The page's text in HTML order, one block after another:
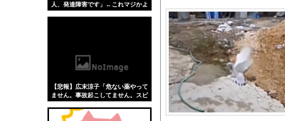
人、発達障害です」←これマジかよ
【悲報】広末涼子「危ない薬やって
ません。事故起こしてません。スピ
←これw w w w w w
シカホワ村上宗隆、通訳なしで普通に会話
ウト「つわりは気の持ちようだから」私
中国「アメリカさぁ、調子乗ってるからお
【動画】元西武ヤン、MLB初登板で大ジャ
【悲報】NHK、ガチで『恐ろしい事実』
【朗報】Amazonで「GANTZ」が全巻100
海外「日本がキラキラして見える…」 日本
みんなは職場のBBQなに持ってけば嬉しい